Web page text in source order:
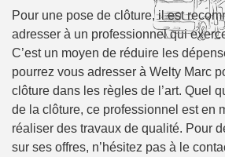
Pour une pose de clôture, il est
adresser à un professionnel qui
C’est un moyen de réduire les
pourrez vous adresser à Welty Marc
clôture dans les règles de l’art. Quel
de la clôture, ce professionnel est en
réaliser des travaux de qualité. Pour
sur ses offres, n’hésitez pas à le